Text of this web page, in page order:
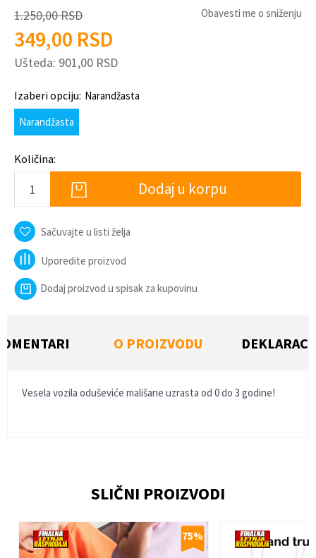
1.250,00RSD
349,00 RSD
Ušteda: 901,00 RSD
Obavesti me o sniženju
Izaberi opciju: Narandžasta
Narandžasta
Količina:
Dodaj u korpu
Sačuvajte u listi želja
Uporedite proizvod
Dodaj proizvod u spisak za kupovinu
O PROIZVODU
Vesela vozila oduševiće mališane uzrasta od 0 do 3 godine!
Poruka
SLIČNI PROIZVODI
75%